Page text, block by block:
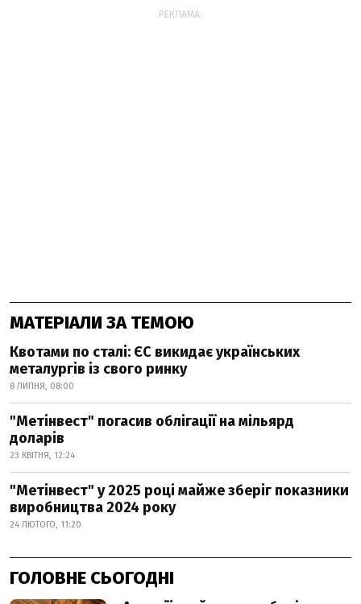
РЕКЛАМА:
МАТЕРІАЛИ ЗА ТЕМОЮ
Квотами по сталі: ЄС викидає українських
металургів із свого ринку
8 ЛИПНЯ, 08:00
"Метінвест" погасив облігації на мільярд
доларів
23 КВІТНЯ, 12:24
"Метінвест" у 2025 році майже зберіг показники
виробництва 2024 року
24 ЛЮТОГО, 11:20
ГОЛОВНЕ СЬОГОДНІ